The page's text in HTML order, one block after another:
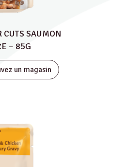
CUTS SAUMON
– 85G
un magasin